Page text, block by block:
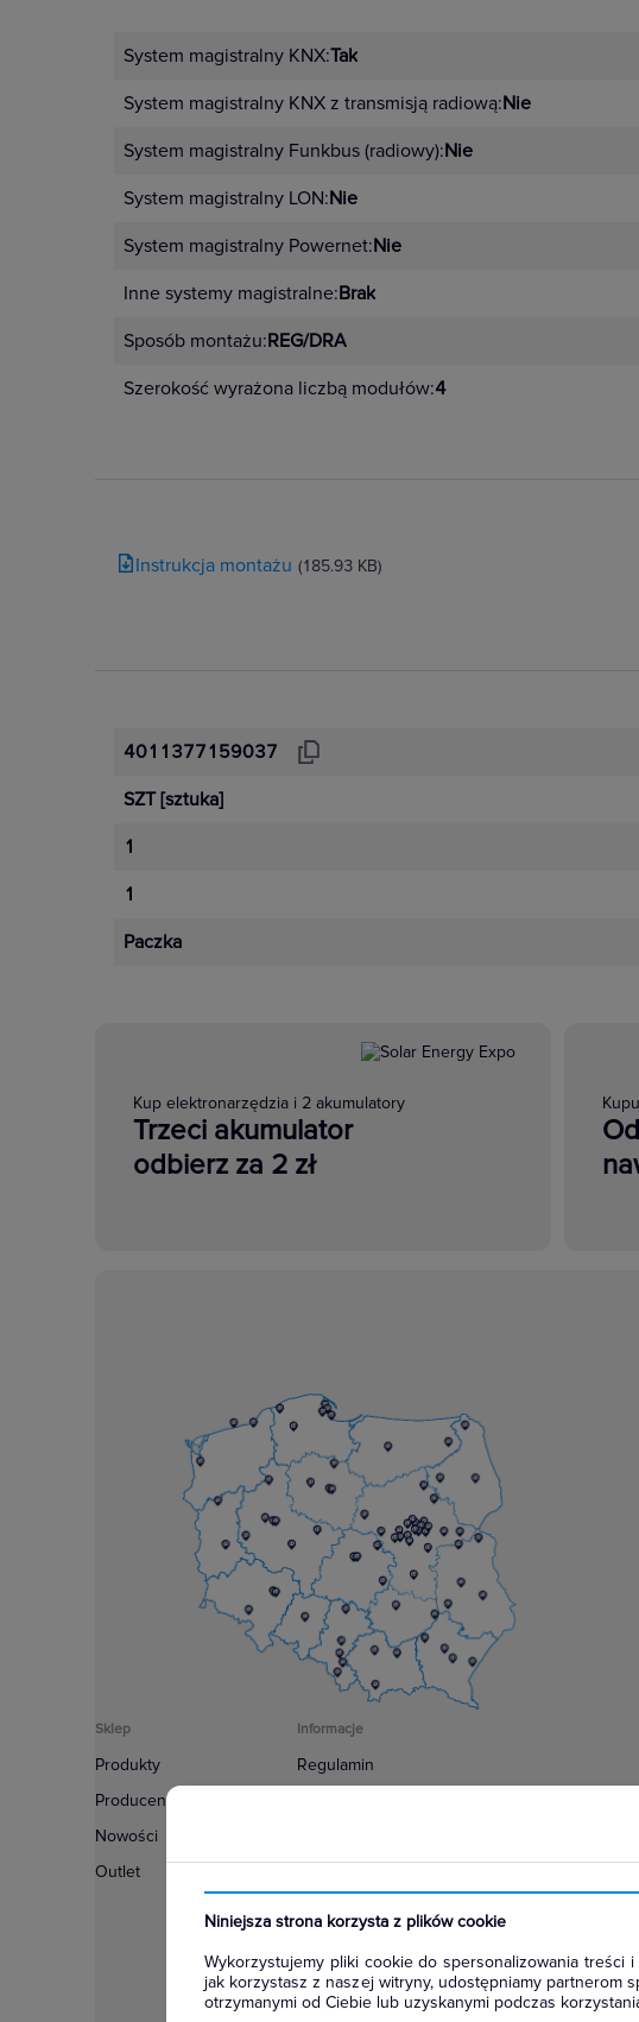
Niniejsza strona korzysta z plików cookie
Wykorzystujemy pliki cookie do spersonalizowania treści
jak korzystasz z naszej witryny, udostępniamy partnerom
otrzymanymi od Ciebie lub uzyskanymi podczas
System magistralny KNX:Tak
System magistralny KNX z transmisją radiową:Nie
System magistralny Funkbus (radiowy):Nie
System magistralny LON:Nie
System magistralny Powernet:Nie
Inne systemy magistralne:Brak
Sposób montażu:REG/DRA
Szerokość wyrażona liczbą modułów:4
Instrukcja montażu (185.93 KB)
4011377159037
SZT [sztuka]
1
1
Paczka
Kup elektronarzędzia i 2 akumulatory
Trzeci akumulator
odbierz za 2 zł
Sklep
Produkty
Producenci
Nowości
Outlet
Informacje
Regulamin
Konfiguratory
Najczęściej zadawane pytania